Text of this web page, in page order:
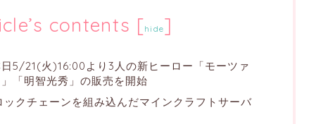
contents [hide]
5/21(火)16:00より3人の新ヒーロー「モーツァ
「明智光秀」の販売を開始
クチェーンを組み込んだマインクラフトサーバ